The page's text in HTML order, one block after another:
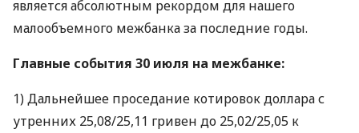
является абсолютным рекордом для нашего
малообъемного межбанка за последние годы.
Главные события 30 июля на межбанке:
1) Дальнейшее проседание котировок доллара с
утренних 25,08/25,11 гривен до 25,02/25,05 к